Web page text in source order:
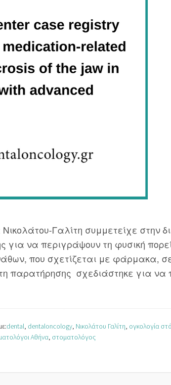
Γαλίτη συμμετείχε στην
να περιγράψουν τη φυσική
που σχετίζεται με φάρμακα,
παρατήρησης σχεδιάστηκε για να
dental, dentaloncology, Νικολάτου Γαλίτη, ογκολογία
Αθήνα, στοματολόγος